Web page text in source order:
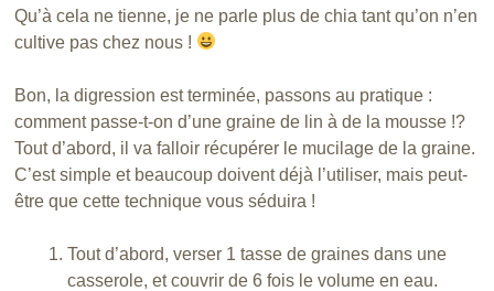
Qu’à cela ne tienne, je ne parle plus de chia tant qu’on n’en
cultive pas chez nous !
Bon, la digression est terminée, passons au pratique :
comment passe-t-on d’une graine de lin à de la mousse !?
Tout d’abord, il va falloir récupérer le mucilage de la graine.
C’est simple et beaucoup doivent déjà l’utiliser, mais peut-
être que cette technique vous séduira !
Tout d’abord, verser 1 tasse de graines dans une
casserole, et couvrir de 6 fois le volume en eau.